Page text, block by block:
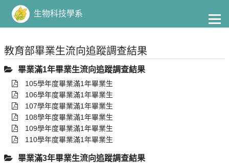
主
要
容
生物科技學系
教育部畢業生流向追蹤調查結果
畢業滿1年畢業生流向追蹤調查結果
105學年度畢業滿1年畢業生
106學年度畢業滿1年畢業生
107學年度畢業滿1年畢業生
108學年度畢業滿1年畢業生
109學年度畢業滿1年畢業生
110學年度畢業滿1年畢業生
畢業滿3年畢業生流向追蹤調查結果